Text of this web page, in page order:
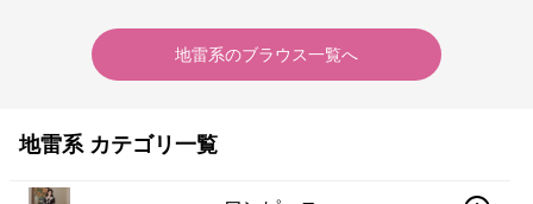
地雷系のブラウス一覧へ
地雷系 カテゴリ一覧